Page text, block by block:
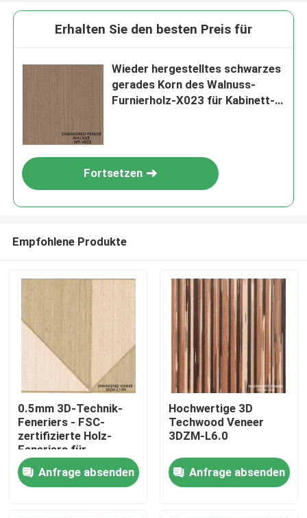
Zu Hause
Produkte
Über uns
Erhalten Sie den besten Preis für
Wieder hergestelltes schwarzes
gerades Korn des Walnuss-
Furnierholz-X023 für Kabinett-
Fortsetzen
Empfohlene Produkte
0.5mm 3D-Technik-
Feneriers - FSC-
zertifizierte Holz-
Feneriers für
Innentüren 3DZM-
L7.0NAnfrage absenden
Hochwertige 3D
Techwood Veneer
3DZM-L6.0
Anfrage absenden